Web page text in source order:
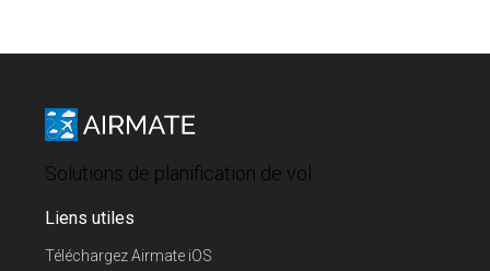
Solutions de planification de vol
Liens utiles
Téléchargez Airmate iOS